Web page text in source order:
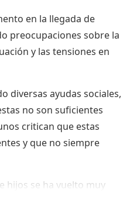
en la llegada de
preocupaciones sobre la
y las tensiones en
diversas ayudas sociales,
no son suficientes
critican que estas
y que no siempre
hijos se ha vuelto muy